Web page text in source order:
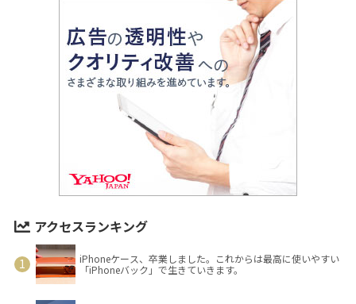
アクセスランキング
iPhoneケース、卒業しました。これからは最高に使いやすい
「iPhoneバック」で生きていきます。